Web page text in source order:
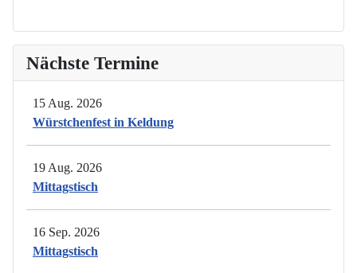
Nächste Termine
15 Aug. 2026
Würstchenfest in Keldung
19 Aug. 2026
Mittagstisch
16 Sep. 2026
Mittagstisch